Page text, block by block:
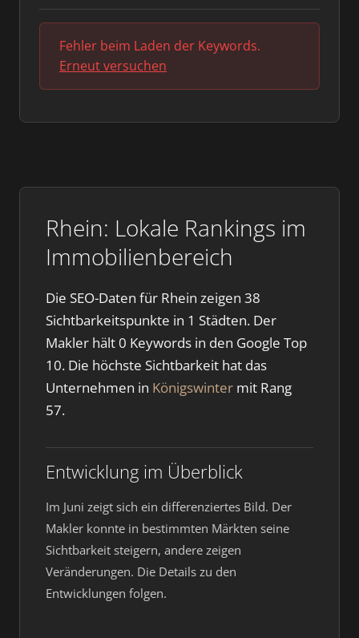
Rhein: Lokale Rankings im
Immobilienbereich
Die SEO-Daten für Rhein zeigen 38
Sichtbarkeitspunkte in 1 Städten. Der
Makler hält 0 Keywords in den Google Top
10. Die höchste Sichtbarkeit hat das
Unternehmen in Königswinter mit Rang
57.
Entwicklung im Überblick
Im Juni zeigt sich ein differenziertes Bild. Der
Makler konnte in bestimmten Märkten seine
Sichtbarkeit steigern, andere zeigen
Veränderungen. Die Details zu den
Entwicklungen folgen.
Fehler beim Laden der Keywords.
Erneut versuchen